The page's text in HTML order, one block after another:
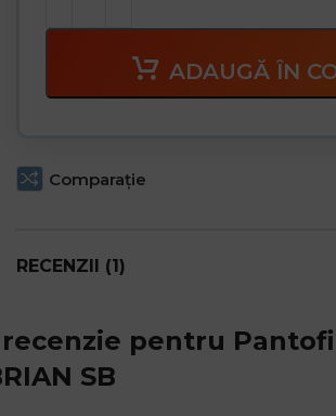
ADAUGĂ ÎN
Comparaţie
RECENZII (1)
recenzie pentru
SB